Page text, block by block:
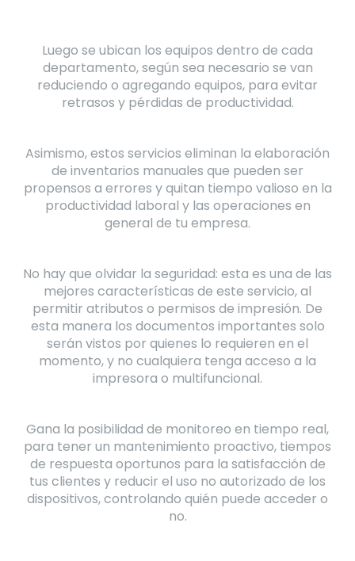
Luego se ubican los equipos dentro de cada
departamento, según sea necesario se van
reduciendo o agregando equipos, para evitar
retrasos y pérdidas de productividad.
Asimismo, estos servicios eliminan la elaboración
de inventarios manuales que pueden ser
propensos a errores y quitan tiempo valioso en la
productividad laboral y las operaciones en
general de tu empresa.
No hay que olvidar la seguridad: esta es una de las
mejores características de este servicio, al
permitir atributos o permisos de impresión. De
esta manera los documentos importantes solo
serán vistos por quienes lo requieren en el
momento, y no cualquiera tenga acceso a la
impresora o multifuncional.
Gana la posibilidad de monitoreo en tiempo real,
para tener un mantenimiento proactivo, tiempos
de respuesta oportunos para la satisfacción de
tus clientes y reducir el uso no autorizado de los
dispositivos, controlando quién puede acceder o
no.